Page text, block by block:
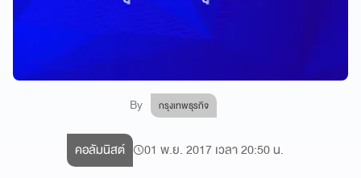
By กรุงเทพธุรกิจ
คอลัมนิสต์ 01 พ.ย. 2017 เวลา 20:50 น.